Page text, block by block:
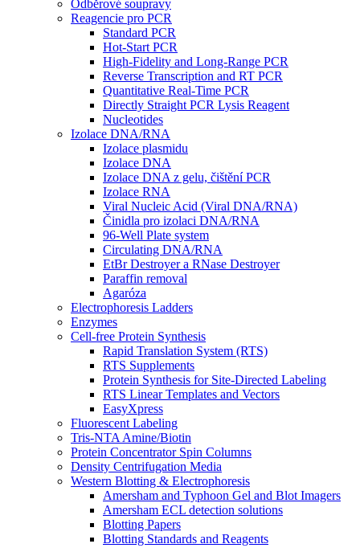
Odběrové soupravy
Reagencie pro PCR
Standard PCR
Hot-Start PCR
High-Fidelity and Long-Range PCR
Reverse Transcription and RT PCR
Quantitative Real-Time PCR
Directly Straight PCR Lysis Reagent
Nucleotides
Izolace DNA/RNA
Izolace plasmidu
Izolace DNA
Izolace DNA z gelu, čištění PCR
Izolace RNA
Viral Nucleic Acid (Viral DNA/RNA)
Činidla pro izolaci DNA/RNA
96-Well Plate system
Circulating DNA/RNA
EtBr Destroyer a RNase Destroyer
Paraffin removal
Agaróza
Electrophoresis Ladders
Enzymes
Cell-free Protein Synthesis
Rapid Translation System (RTS)
RTS Supplements
Protein Synthesis for Site-Directed Labeling
RTS Linear Templates and Vectors
EasyXpress
Fluorescent Labeling
Tris-NTA Amine/Biotin
Protein Concentrator Spin Columns
Density Centrifugation Media
Western Blotting & Electrophoresis
Amersham and Typhoon Gel and Blot Imagers
Amersham ECL detection solutions
Blotting Papers
Blotting Standards and Reagents